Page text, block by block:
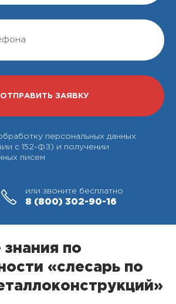
персональных данных
с 152-ФЗ) и получении
писем
или звоните бесплатно
8 (800) 302-90-16
знания по
«слесарь по